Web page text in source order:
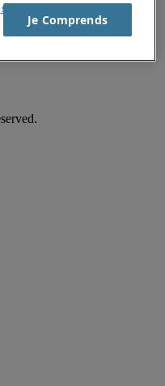
Je Comprends